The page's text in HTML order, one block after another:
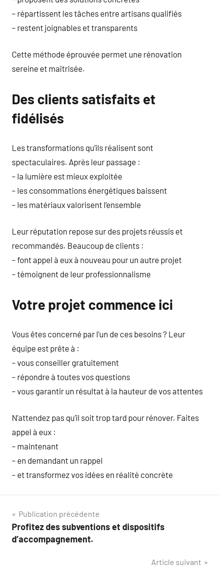
– répartissent les tâches entre artisans qualifiés
– restent joignables et transparents
Cette méthode éprouvée permet une rénovation
sereine et maîtrisée.
Des clients satisfaits et
fidélisés
Les transformations qu’ils réalisent sont
spectaculaires. Après leur passage :
– la lumière est mieux exploitée
– les consommations énergétiques baissent
– les matériaux valorisent l’ensemble
Leur réputation repose sur des projets réussis et
recommandés. Beaucoup de clients :
– font appel à eux à nouveau pour un autre projet
– témoignent de leur professionnalisme
Votre projet commence ici
Vous êtes concerné par l’un de ces besoins ? Leur
équipe est prête à :
– vous conseiller gratuitement
– répondre à toutes vos questions
– vous garantir un résultat à la hauteur de vos attentes
N’attendez pas qu’il soit trop tard pour rénover. Faites
appel à eux :
– maintenant
– en demandant un rappel
– et transformez vos idées en réalité concrète
Navigation
de
Publication précédente
Profitez des subventions et dispositifs
d’accompagnement.
Article suivant